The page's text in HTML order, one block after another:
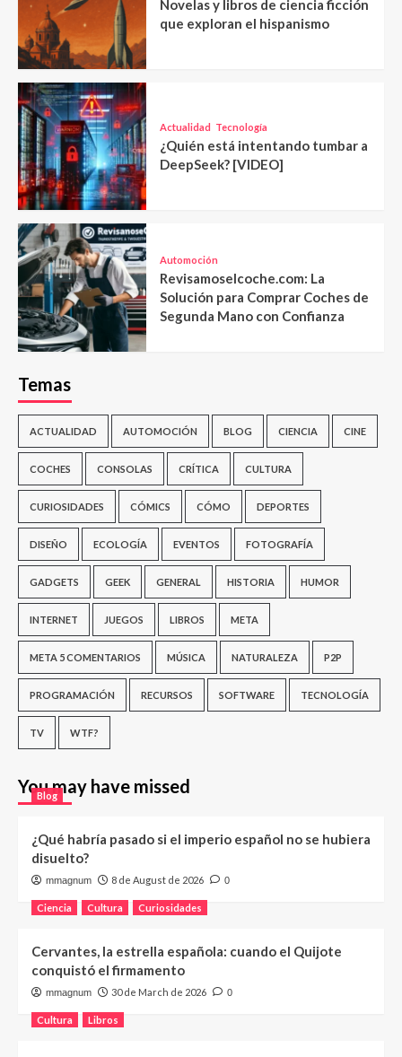
Novelas y libros de ciencia ficción
que exploran el hispanismo
Actualidad Tecnología
¿Quién está intentando tumbar a
DeepSeek? [VIDEO]
Automoción
Revisamoselcoche.com: La
Solución para Comprar Coches de
Segunda Mano con Confianza
Temas
ACTUALIDAD AUTOMOCIÓN BLOG CIENCIA CINE
COCHES CONSOLAS CRÍTICA CULTURA
CURIOSIDADES CÓMICS CÓMO DEPORTES
DISEÑO ECOLOGÍA EVENTOS FOTOGRAFÍA
GADGETS GEEK GENERAL HISTORIA HUMOR
INTERNET JUEGOS LIBROS META
META 5 COMENTARIOS MÚSICA NATURALEZA P2P
PROGRAMACIÓN RECURSOS SOFTWARE TECNOLOGÍA
TV WTF?
You may have missed
Blog
¿Qué habría pasado si el imperio español no se hubiera
disuelto?
mmagnum 8 de August de 2026 0
Ciencia Cultura Curiosidades
Cervantes, la estrella española: cuando el Quijote
conquistó el firmamento
mmagnum 30 de March de 2026 0
Cultura Libros